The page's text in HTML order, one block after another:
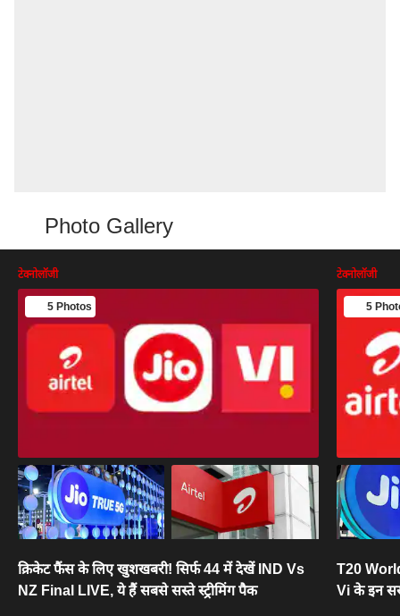
Photo Gallery
टेक्नोलॉजी
5 Photos
क्रिकेट फैंस के लिए खुशखबरी! सिर्फ 44 में देखें IND Vs
NZ Final LIVE, ये हैं सबसे सस्ते स्ट्रीमिंग पैक
टेक्नोलॉजी
5
T20
Vi के इन